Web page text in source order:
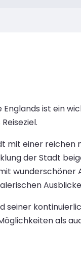
Englands ist ein
mit einer
der Stadt
seiner
als